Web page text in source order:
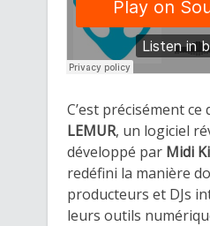
C’est précisément
LEMUR, un logiciel
développé par Midi
redéfini la manière
producteurs et DJs
leurs outils